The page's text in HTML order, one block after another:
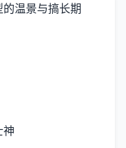
温景与搞长期
神